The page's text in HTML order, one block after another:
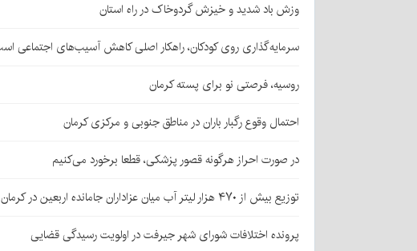
وزش باد شدید و خیزش گردوخاک در راه استان
سرمایه‌گذاری روی کودکان، راهکار اصلی کاهش آسیب‌های اجتماعی
روسیه، فرصتی نو برای پسته کرمان
احتمال وقوع رگبار باران در مناطق جنوبی و مرکزی کرمان
در صورت احراز هرگونه قصور پزشکی، قطعا برخورد می‌کنیم
توزیع بیش از ۴۷۰ هزار لیتر آب میان عزاداران جامانده اربعین در کرمان
پرونده اختلافات شورای شهر جیرفت در اولویت رسیدگی قضایی